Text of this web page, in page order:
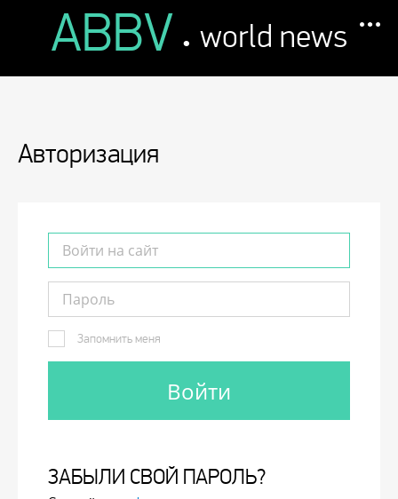
ABBV . world news
Авторизация
Запомнить меня
ЗАБЫЛИ СВОЙ ПАРОЛЬ?